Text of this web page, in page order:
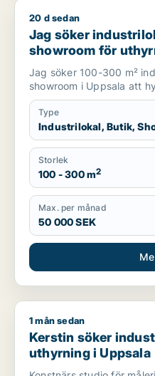
Jag söker industrilokal,
20 d sedan
Jag söker
showroom för
Jag söker 100-300 m²
showroom i Uppsala att
Type
Industrilokal, Butik,
Storlek
100 - 300 m2
Max. per månad
50 000 SEK
Kerstin söker industrilokal
1 mån sedan
Kerstin söker
uthyrning i Uppsala